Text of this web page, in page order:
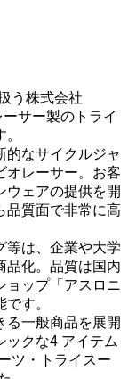
う株式会社
サー製のトライ
的なサイクルジャ
オレーサー。お客
ウェアの提供を開
品質面で非常に高
等は、企業や大学
品化。品質は国内
ョップ「アスロニ
す。
る一般商品を展開
ックな4 アイテム
ツ・トライスー